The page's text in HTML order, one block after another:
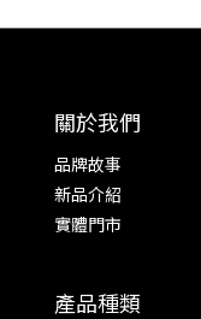
關於我們
品牌故事
新品介紹
實體門市
產品種類